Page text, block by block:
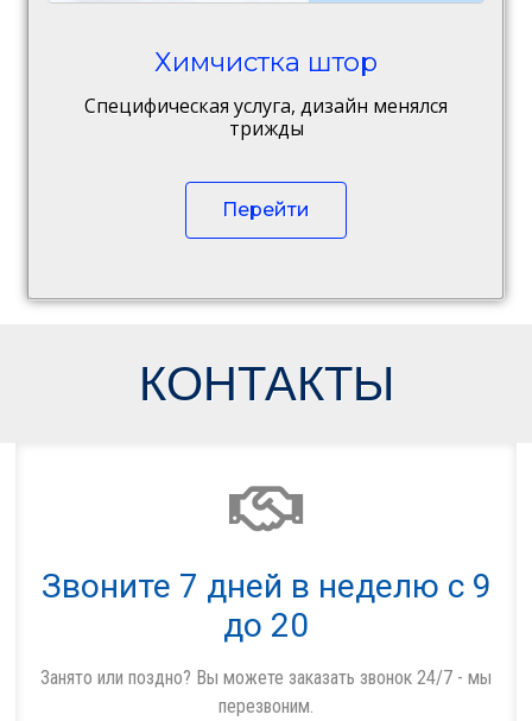
Химчистка штор
Специфическая услуга, дизайн менялся
трижды
Перейти
КОНТАКТЫ
Звоните 7 дней в неделю с 9
до 20
Занято или поздно? Вы можете заказать звонок 24/7 - мы
перезвоним.